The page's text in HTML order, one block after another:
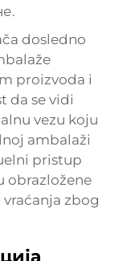
dosledno
proizvoda i
da se vidi
vezu koju
ambalaži
pristup
obrazložene
zbog